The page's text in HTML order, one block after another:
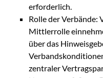
erforderlich.
Rolle der Verbände:
Mittlerrolle
über das
zentraler